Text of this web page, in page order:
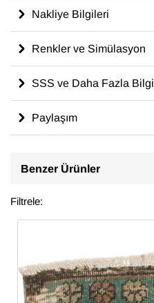
Nakliye Bilgileri
Renkler ve Simülasyon
SSS ve Daha Fazla Bilgi
Paylaşım
Benzer Ürünler
Filtrele: